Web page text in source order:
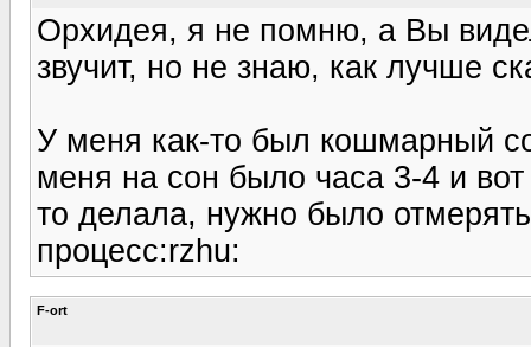
Орхидея, я не помню, а Вы
звучит, но не знаю, как лучше
У меня как-то был кошмарный
меня на сон было часа 3-4 и
то делала, нужно было
процесс:rzhu:
F-ort